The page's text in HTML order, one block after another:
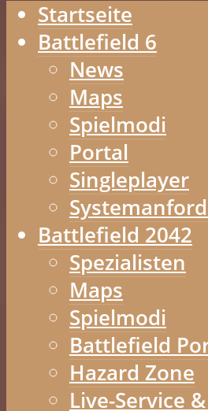
Startseite
Battlefield 6
News
Maps
Spielmodi
Portal
Singleplayer
Battlefield 2042
Spezialisten
Maps
Spielmodi
Battlefield
Hazard Zone
Live-Service